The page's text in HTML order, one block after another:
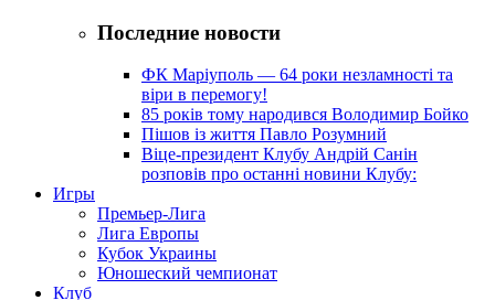
Последние новости
ФК Маріуполь — 64 роки незламності та
віри в перемогу!
85 років тому народився Володимир Бойко
Пішов із життя Павло Розумний
Віце-президент Клубу Андрій Санін
розповів про останні новини Клубу:
Игры
Премьер-Лига
Лига Европы
Кубок Украины
Юношеский чемпионат
Клуб